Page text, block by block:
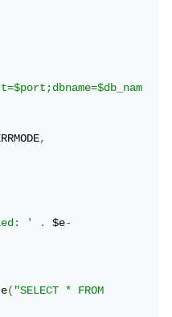
,
' . $e-
("SELECT * FROM